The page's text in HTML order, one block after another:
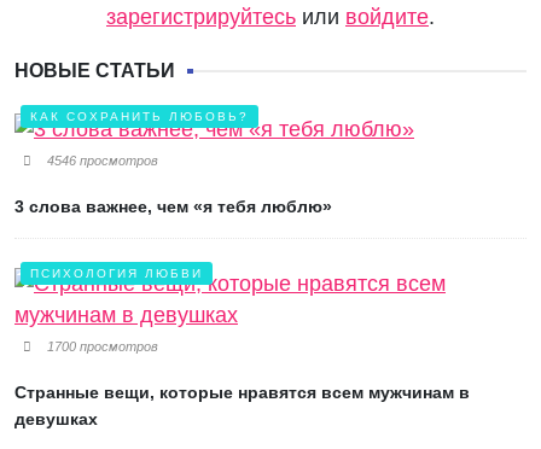
зарегистрируйтесь или войдите.
НОВЫЕ СТАТЬИ
КАК СОХРАНИТЬ ЛЮБОВЬ?
4546 просмотров
3 слова важнее, чем «я тебя люблю»
ПСИХОЛОГИЯ ЛЮБВИ
1700 просмотров
Странные вещи, которые нравятся всем мужчинам в
девушках